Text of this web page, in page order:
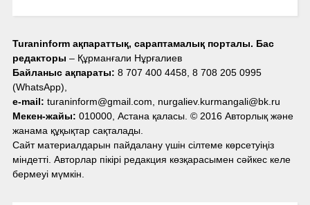
Turaninform ақпараттық, сараптамалық порталы. Бас
редакторы – Құрманғали Нұрғалиев
Байланыс ақпараты: 8 707 400 4458, 8 708 205 0995
(WhatsApp),
e-mail: turaninform@gmail.com, nurgaliev.kurmangali@bk.ru
Мекен-жайы: 010000, Астана қаласы. © 2016 Авторлық және
жанама құқықтар сақталады.
Сайт материалдарын пайдалану үшін сілтеме көрсетуіңіз
міндетті. Авторлар пікірі редакция көзқарасымен сәйкес келе
бермеуі мүмкін.